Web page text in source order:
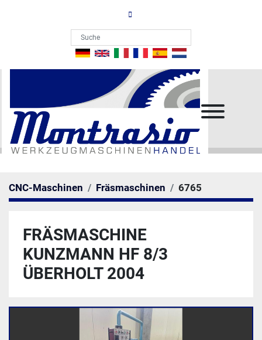
CNC-Maschinen Fräsmaschinen 6765
FRÄSMASCHINE
KUNZMANN HF 8/3
ÜBERHOLT 2004